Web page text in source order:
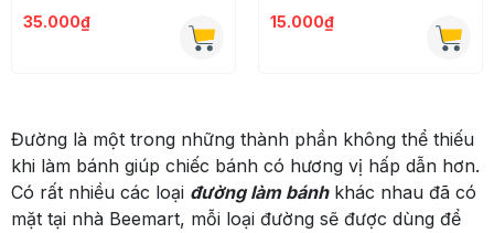
35.000₫ 15.000₫
Đường là một trong những thành phần không thể thiếu
khi làm bánh giúp chiếc bánh có hương vị hấp dẫn hơn.
Có rất nhiều các loại đường làm bánhkhác nhau đã có
mặt tại nhà Beemart, mỗi loại đường sẽ được dùng để